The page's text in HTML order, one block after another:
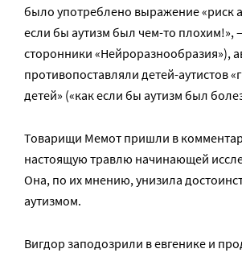
было употреблено выражение «риск
если бы аутизм был чем-то плохим!»,
сторонники «Нейроразнообразия»),
противопоставляли детей-аутистов
детей» («как если бы аутизм был
Товарищи Мемот пришли в
настоящую травлю начинающей
Она, по их мнению, унизила
аутизмом.
Вигдор заподозрили в евгенике и